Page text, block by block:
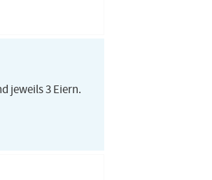
jeweils 3 Eiern.